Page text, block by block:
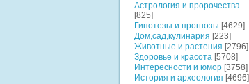
Астрология и пророчества
[825]
Гипотезы и прогнозы [4629]
Дом,сад,кулинария [223]
Животные и растения [2796]
Здоровье и красота [5708]
Интересности и юмор [3758]
История и археология [4696]